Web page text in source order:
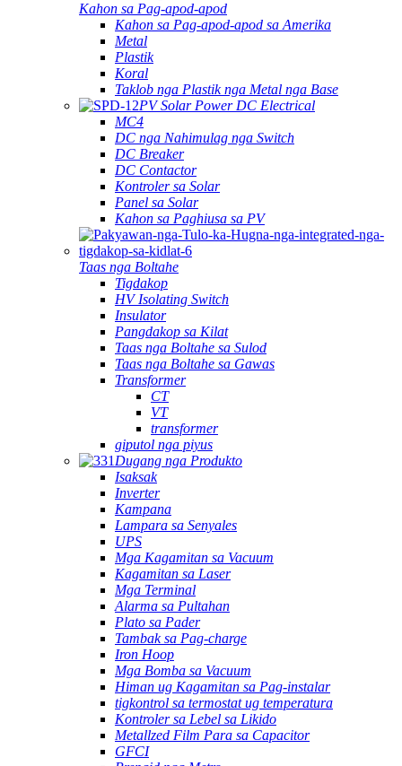
Kahon sa Pag-apod-apod
Kahon sa Pag-apod-apod sa Amerika
Metal
Plastik
Koral
Taklob nga Plastik nga Metal nga Base
PV Solar Power DC Electrical
MC4
DC nga Nahimulag nga Switch
DC Breaker
DC Contactor
Kontroler sa Solar
Panel sa Solar
Kahon sa Paghiusa sa PV
Taas nga Boltahe
Tigdakop
HV Isolating Switch
Insulator
Pangdakop sa Kilat
Taas nga Boltahe sa Sulod
Taas nga Boltahe sa Gawas
Transformer
CT
VT
transformer
giputol nga piyus
Dugang nga Produkto
Isaksak
Inverter
Kampana
Lampara sa Senyales
UPS
Mga Kagamitan sa Vacuum
Kagamitan sa Laser
Mga Terminal
Alarma sa Pultahan
Plato sa Pader
Tambak sa Pag-charge
Iron Hoop
Mga Bomba sa Vacuum
Himan ug Kagamitan sa Pag-instalar
tigkontrol sa termostat ug temperatura
Kontroler sa Lebel sa Likido
Metallzed Film Para sa Capacitor
GFCI